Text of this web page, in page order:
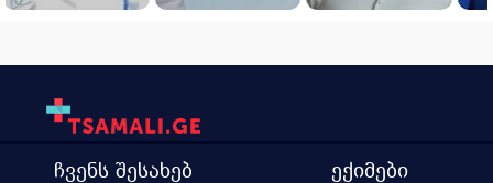
ჩვენს შესახებ
ექიმები